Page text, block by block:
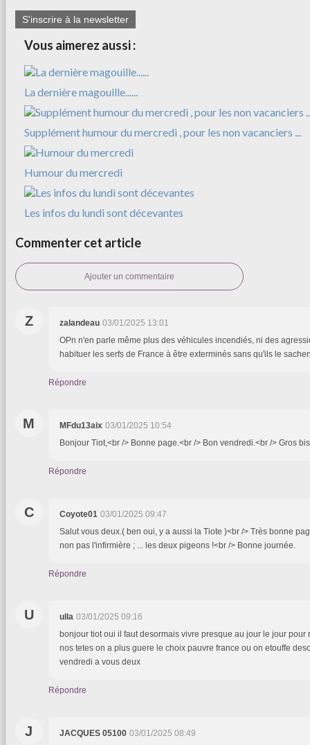
S'inscrire à la newsletter
Vous aimerez aussi :
La dernière magouille......
Supplément humour du mercredi , pour les non vacanciers ...
Humour du mercredi
Les infos du lundi sont décevantes
Commenter cet article
Ajouter un commentaire
Z zalandeau 03/01/2025 13:01
OPn n'en parle même plus des véhicules incendiés, ni des
habituer les serfs de France à être exterminés sans qu'ils le
Répondre
M MFdu13aix 03/01/2025 10:54
Bonjour Tiot,<br /> Bonne page.<br /> Bon vendredi.<br /> Gros
Répondre
C Coyote01 03/01/2025 09:47
Salut vous deux.( ben oui, y a aussi la Tiote )<br /> Très bonne
non pas l'infirmière ; ... les deux pigeons !<br /> Bonne journée.
Répondre
U ulla 03/01/2025 09:16
bonjour tiot oui il faut desormais vivre presque au jour le jour pour
nos tetes on a plus guere le choix pauvre france ou on etouffe
vendredi a vous deux
Répondre
J JACQUES 05100 03/01/2025 08:49